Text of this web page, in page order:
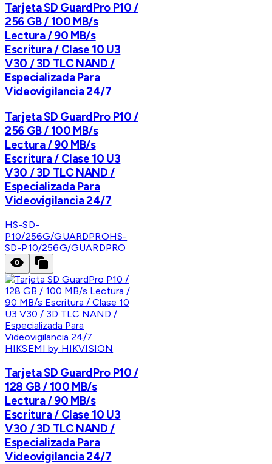
Tarjeta SD GuardPro P10 /
256 GB / 100 MB/s
Lectura / 90 MB/s
Escritura / Clase 10 U3
V30 / 3D TLC NAND /
Especializada Para
Videovigilancia 24/7
Tarjeta SD GuardPro P10 /
256 GB / 100 MB/s
Lectura / 90 MB/s
Escritura / Clase 10 U3
V30 / 3D TLC NAND /
Especializada Para
Videovigilancia 24/7
HS-SD-
P10/256G/GUARDPROHS-
SD-P10/256G/GUARDPRO
HIKSEMI by HIKVISION
Tarjeta SD GuardPro P10 /
128 GB / 100 MB/s
Lectura / 90 MB/s
Escritura / Clase 10 U3
V30 / 3D TLC NAND /
Especializada Para
Videovigilancia 24/7